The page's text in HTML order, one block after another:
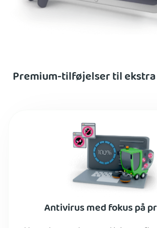
Premium-tilføjelser til
Antivirus med fokus på